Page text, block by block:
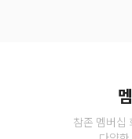
참존 멤버십